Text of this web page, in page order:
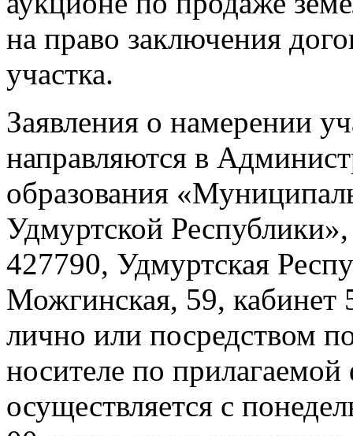
на право заключения
участка.
Заявления о намерении
направляются в
образования
Удмуртской
427790, Удмуртская
Можгинская, 59, кабинет
лично или посредством
носителе по
осуществляется с